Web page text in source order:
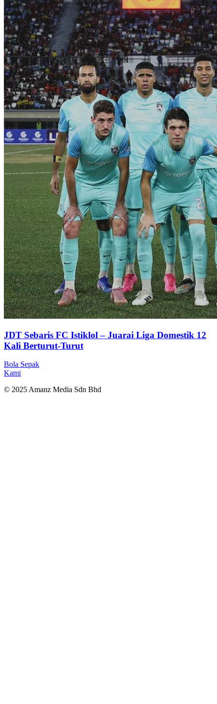
JDT Sebaris FC Istiklol – Juarai Liga Domestik 12
Kali Berturut-Turut
Bola Sepak
Kami
© 2025 Amanz Media Sdn Bhd